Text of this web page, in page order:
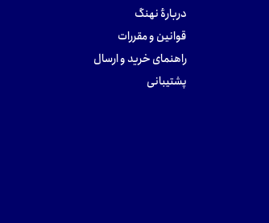
دربارهٔ نهنگ
قوانین و مقررات
راهنمای خرید و ارسال
پشتیبانی